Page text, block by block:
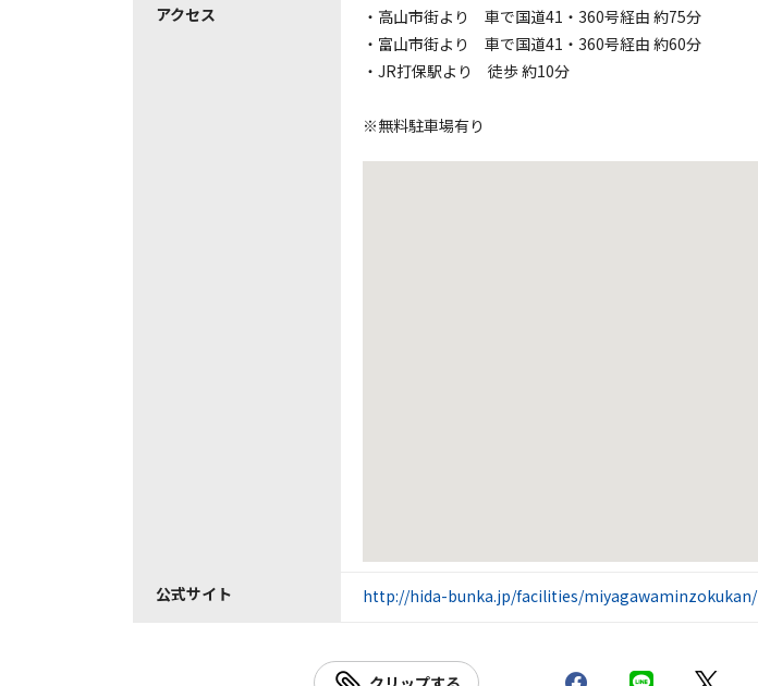
アクセス
・高山市街より 車で国道41・360号経由 約75分
・富山市街より 車で国道41・360号経由 約60分
・JR打保駅より 徒歩 約10分
※無料駐車場有り
公式サイト http://hida-bunka.jp/facilities/miyagawaminzokukan/